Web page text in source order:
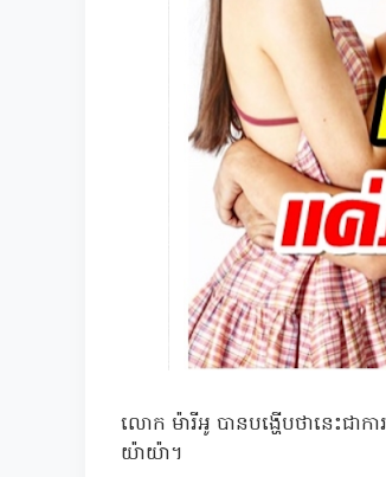
លោក ម៉ារីអូ បានបង្ហើបថានេះជា
យ៉ាយ៉ា។